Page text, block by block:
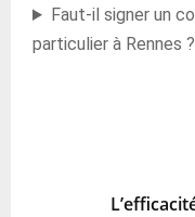
Faut-il signer un
particulier à Rennes ?